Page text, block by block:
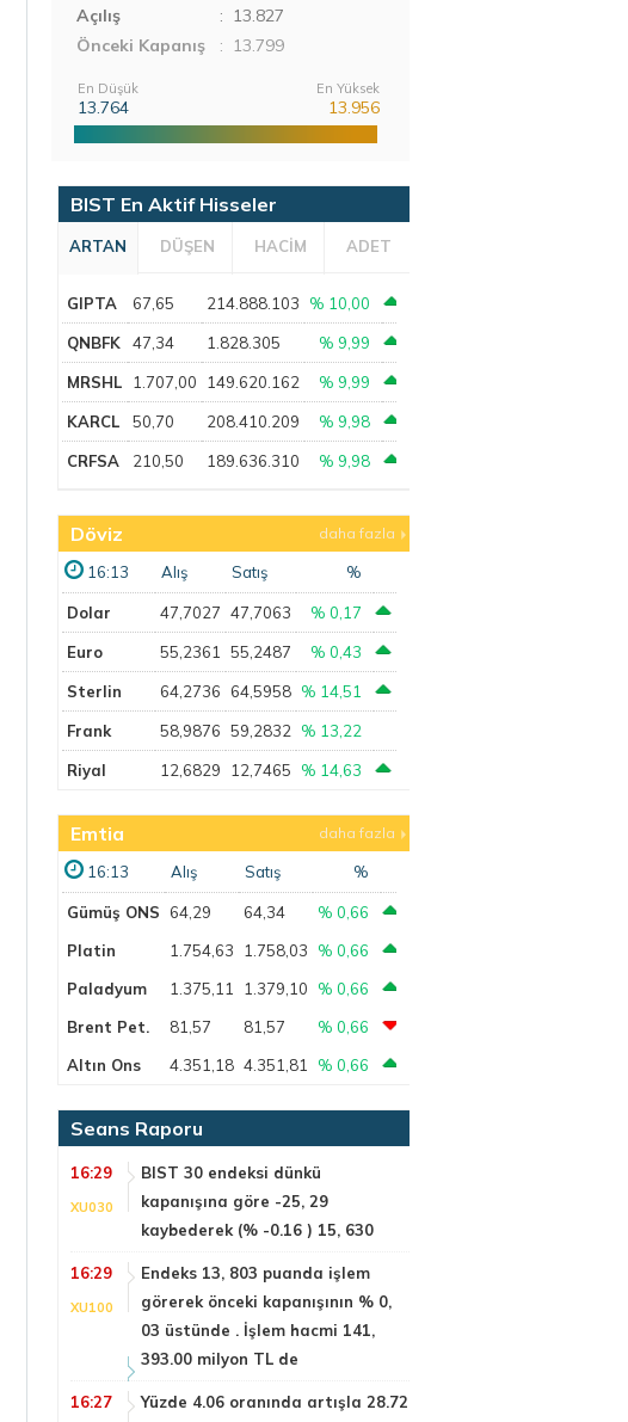
Açılış
: 13.827
Önceki Kapanış
: 13.799
En Düşük
13.764
En Yüksek
13.956
BIST En Aktif Hisseler
ARTAN DÜŞEN HACİM ADET
GIPTA 67,65 214.888.103 % 10,00
QNBFK 47,34 1.828.305 % 9,99
MRSHL 1.707,00 149.620.162 % 9,99
KARCL 50,70 208.410.209 % 9,98
CRFSA 210,50 189.636.310 % 9,98
Döviz daha fazla
16:13 Alış Satış %
Dolar 47,7027 47,7063 % 0,17
Euro 55,2361 55,2487 % 0,43
Sterlin 64,2736 64,5958 % 14,51
Frank 58,9876 59,2832 % 13,22
Riyal 12,6829 12,7465 % 14,63
Emtia daha fazla
16:13 Alış Satış %
Gümüş ONS 64,29 64,34
% 0,66
Platin
1.754,63 1.758,03
% 0,66
Paladyum
1.375,11 1.379,10
% 0,66
Brent Pet.
81,57 81,57
% 0,66
Altın Ons
4.351,18 4.351,81 % 0,66
Seans Raporu
16:29
XU030
BIST 30 endeksi dünkü
kapanışına göre -25, 29
kaybederek (% -0.16 ) 15, 630
16:29
XU100
Endeks 13, 803 puanda işlem
görerek önceki kapanışının % 0,
03 üstünde . İşlem hacmi 141,
393.00 milyon TL de
16:27
Yüzde 4.06 oranında artışla 28.72